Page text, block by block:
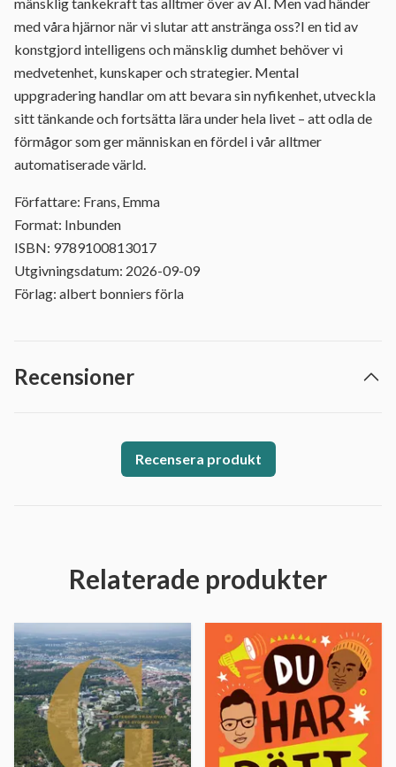
med våra hjärnor när vi slutar att anstränga oss?I en tid av
konstgjord intelligens och mänsklig dumhet behöver vi
medvetenhet, kunskaper och strategier. Mental
uppgradering handlar om att bevara sin nyfikenhet, utveckla
sitt tänkande och fortsätta lära under hela livet – att odla de
förmågor som ger människan en fördel i vår alltmer
automatiserade värld.
Författare: Frans, Emma
Format: Inbunden
ISBN: 9789100813017
Utgivningsdatum: 2026-09-09
Förlag: albert bonniers förla
Recensioner
Recensera produkt
Relaterade produkter